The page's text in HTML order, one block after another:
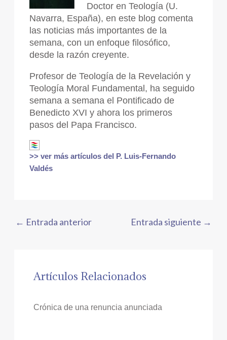
Doctor en Teología (U.
Navarra, España), en este blog comenta
las noticias más importantes de la
semana, con un enfoque filosófico,
desde la razón creyente.
Profesor de Teología de la Revelación y
Teología Moral Fundamental, ha seguido
semana a semana el Pontificado de
Benedicto XVI y ahora los primeros
pasos del Papa Francisco.
>> ver más artículos del P. Luis-Fernando
Valdés
← Entrada anterior Entrada siguiente →
Artículos Relacionados
Crónica de una renuncia anunciada